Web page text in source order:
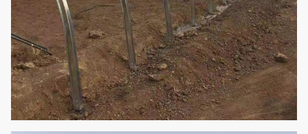
werden)
1. Lüftungsanlage: Seite/Spitze eine
Rollen--obenfilm-Belüftung
2. Kühlsystem:
Seitenabsauggebläse/abkühlende
abkühlende Auflage